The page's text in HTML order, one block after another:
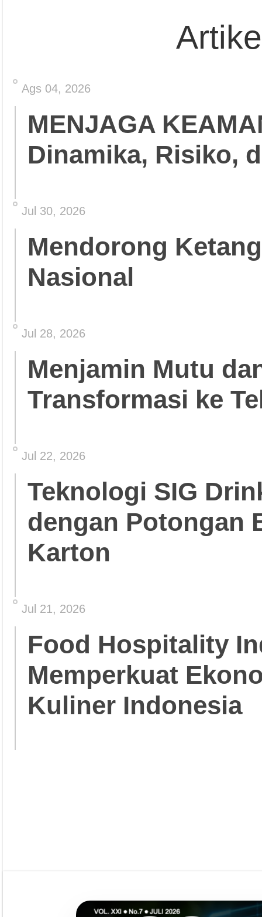
Ags 04, 2026
MENJAGA
Dinamika, Risiko,
Jul 30, 2026
Mendorong
Nasional
Jul 28, 2026
Menjamin Mutu
Transformasi ke
Jul 22, 2026
Teknologi SIG
dengan Potongan
Karton
Jul 21, 2026
Food Hospitality
Memperkuat
Kuliner Indonesia